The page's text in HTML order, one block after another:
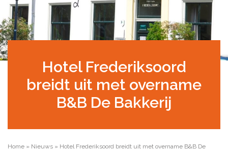
Hotel Frederiksoord
breidt uit met overname
B&B De Bakkerij
Home » Nieuws » Hotel Frederiksoord breidt uit met overname B&B De